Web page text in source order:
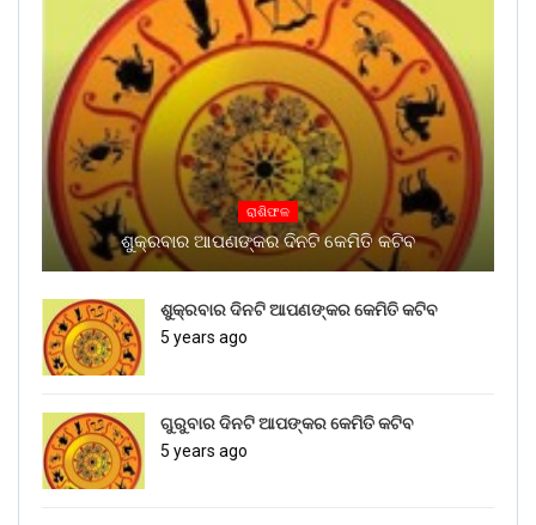
ରାଶିଫଳ
ଶୁକ୍ରବାର ଆପଣଙ୍କର ଦିନଟି କେମିତି କଟିବ
ଶୁକ୍ରବାର ଦିନଟି ଆପଣଙ୍କର କେମିତି କଟିବ
5 years ago
ଗୁରୁବାର ଦିନଟି ଆପଙ୍କର କେମିତି କଟିବ
5 years ago